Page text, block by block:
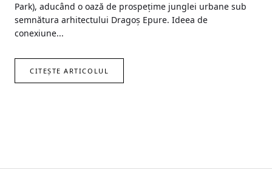
Park), aducând o oază de prospețime junglei urbane sub
semnătura arhitectului Dragoș Epure. Ideea de
conexiune...
CITEȘTE ARTICOLUL